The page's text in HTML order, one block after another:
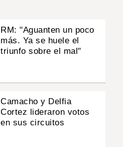
RM: "Aguanten un poco
más. Ya se huele el
triunfo sobre el mal"
Camacho y Delfia
Cortez lideraron votos
en sus circuitos